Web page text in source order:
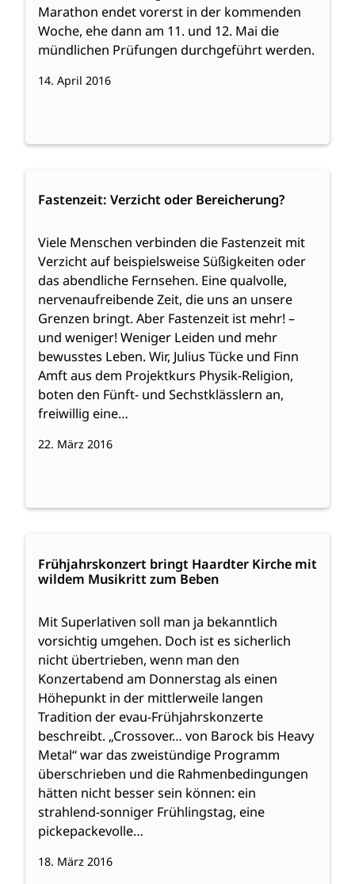
Marathon endet vorerst in der kommenden
Woche, ehe dann am 11. und 12. Mai die
mündlichen Prüfungen durchgeführt werden.
14. April 2016
Fastenzeit: Verzicht oder Bereicherung?
Viele Menschen verbinden die Fastenzeit mit
Verzicht auf beispielsweise Süßigkeiten oder
das abendliche Fernsehen. Eine qualvolle,
nervenaufreibende Zeit, die uns an unsere
Grenzen bringt. Aber Fastenzeit ist mehr! –
und weniger! Weniger Leiden und mehr
bewusstes Leben. Wir, Julius Tücke und Finn
Amft aus dem Projektkurs Physik-Religion,
boten den Fünft- und Sechstklässlern an,
freiwillig eine…
22. März 2016
Fastenzeit:
oder
Bereicherung?
Frühjahrskonzert bringt Haardter Kirche mit
wildem Musikritt zum Beben
Mit Superlativen soll man ja bekanntlich
vorsichtig umgehen. Doch ist es sicherlich
nicht übertrieben, wenn man den
Konzertabend am Donnerstag als einen
Höhepunkt in der mittlerweile langen
Tradition der evau-Frühjahrskonzerte
beschreibt. „Crossover… von Barock bis Heavy
Metal“ war das zweistündige Programm
überschrieben und die Rahmenbedingungen
hätten nicht besser sein können: ein
strahlend-sonniger Frühlingstag, eine
pickepackevolle…
18. März 2016
Frühjahrskonzert
bringt
Kirche
mit
wildem
Musikritt
zum
Beben